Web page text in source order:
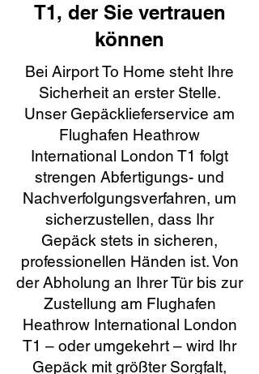
T1, der Sie vertrauen
können
Bei Airport To Home steht Ihre
Sicherheit an erster Stelle.
Unser Gepäcklieferservice am
Flughafen Heathrow
International London T1 folgt
strengen Abfertigungs- und
Nachverfolgungsverfahren, um
sicherzustellen, dass Ihr
Gepäck stets in sicheren,
professionellen Händen ist. Von
der Abholung an Ihrer Tür bis zur
Zustellung am Flughafen
Heathrow International London
T1 – oder umgekehrt – wird Ihr
Gepäck mit größter Sorgfalt,